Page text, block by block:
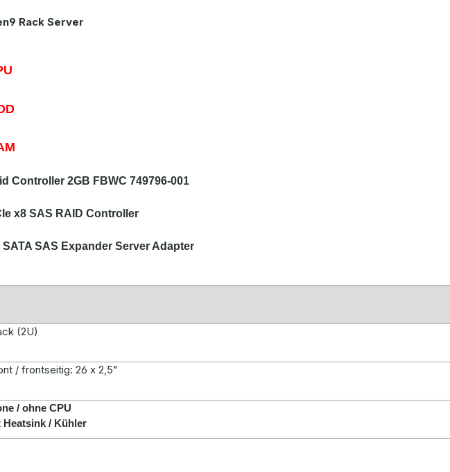
Rack Server
Controller 2GB FBWC 749796-001
x8 SAS RAID Controller
SATA SAS Expander Server Adapter
(2U)
/ frontseitig: 26 x 2,5"
/ ohne CPU
Heatsink / Kühler